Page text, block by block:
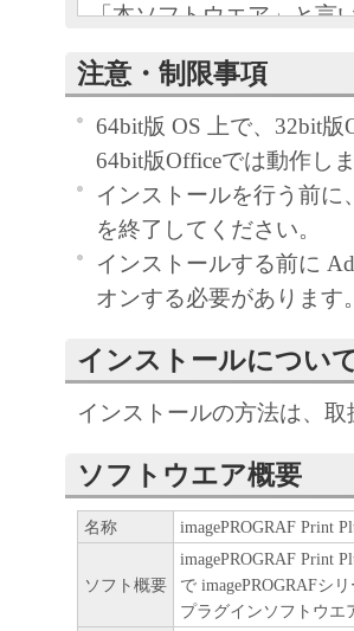
「本ソフトウエア」と言
条項に基づき許諾し、
ものとします。
お客様は、「本ソフトウ
この契約に同意したこと
お客様がこの契約に同
ストールされず、直ちに
さい。
１．使用許諾
(1) お客様は、「本ソフ
ェットプリンタ（以下「
それぞれにおいて使用（
ア」をコンピュータの記
と、またはコンピュータ
すること、読み出すこと
も含むものとします）
注意・制限事項
64bit版 OS 上で、32bit
64bit版Officeでは動作しま
インストールを行う前
を終了してください。
インストールする前に
オンする必要があります。
インストールについ
インストールの方法は、
ソフトウエア概要
名称 imagePROGRAF Print
ソフト概要
imagePROGRAF Print
で imagePROGRAFシ
プラグインソフトウエ